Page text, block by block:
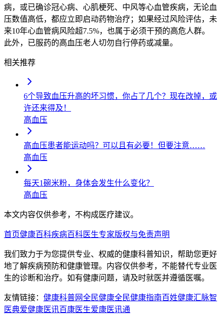
病，或已确诊冠心病、心肌梗死、中风等心血管疾病，无论血
压数值高低，都应立即启动药物治疗；如果经过风险评估，未
来10年心血管病风险超7.5%，也属于必须干预的高危人群。
此外，已服药的高血压老人切勿自行停药或减量。
相关推荐
6个导致血压升高的坏习惯，你占了几个？现在改掉，或
许还来得及！
高血压
高血压患者能运动吗？可以且有必要！但要注意……
高血压
每天1碗米粉，身体会发生什么变化？
高血压
本文内容仅供参考，不构成医疗建议。
首页健康百科疾病百科医生专家版权与免责声明
我们致力于为您提供专业、权威的健康科普知识，帮助您更好
地了解疾病预防和健康管理。内容仅供参考，不能替代专业医
生的诊断和治疗。如有健康问题，请及时就医并遵循医嘱。
友情链接： 健康科普网全民健康全民健康指南百姓健康汇脉智
医典爱健康医讯百康医生爱康医讯通